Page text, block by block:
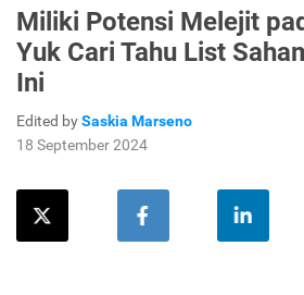
Miliki Potensi Melejit
Yuk Cari Tahu List
Ini
Edited bySaskia Marseno
18 September 2024